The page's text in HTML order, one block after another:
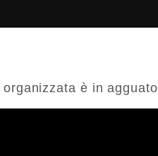
è in agguato